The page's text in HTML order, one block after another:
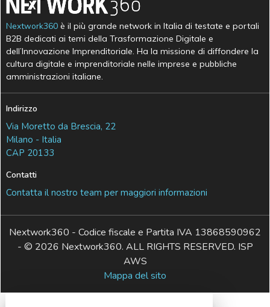
Nextwork360 è il più grande network in Italia di testate e portali
B2B dedicati ai temi della Trasformazione Digitale e
dell’Innovazione Imprenditoriale. Ha la missione di diffondere la
cultura digitale e imprenditoriale nelle imprese e pubbliche
amministrazioni italiane.
Indirizzo
Via Moretto da Brescia, 22
Milano - Italia
CAP 20133
Contatti
Contatta il nostro team per maggiori informazioni
Nextwork360 - Codice fiscale e Partita IVA 13868590962
- © 2026 Nextwork360. ALL RIGHTS RESERVED. ISP
AWS
Mappa del sito